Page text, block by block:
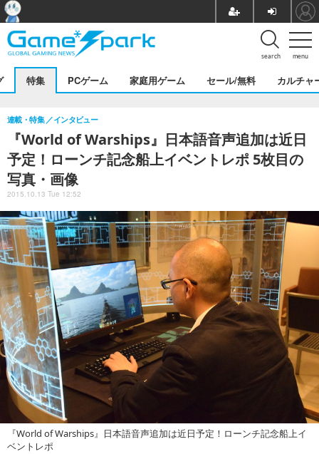
menu
search
特集 PCゲーム 家庭用ゲーム セール/無料 カルチャ
『World of Warships』日本語音声追加は近日
予定！ローンチ記念船上イベントレポ 5枚目の
写真・画像
連載・特集 インタビュー
2015.10.13 Tue 12:52
『World of Warships』日本語音声追加は近日予定！ローンチ記念船上イ
ベントレポ